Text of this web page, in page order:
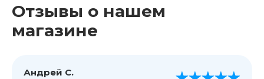
Отзывы о нашем
магазине
Андрей С.